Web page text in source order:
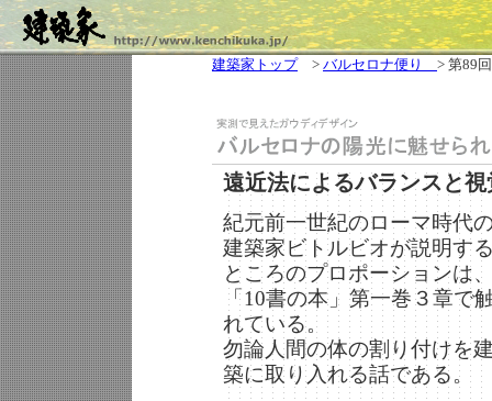
建築家トップ> バルセロナ便り > 第89回
遠近法によるバランスと視
紀元前一世紀のローマ時代
建築家ビトルビオが説明す
ところのプロポーションは
「10書の本」第一巻３章で
れている。
勿論人間の体の割り付けを
築に取り入れる話である。